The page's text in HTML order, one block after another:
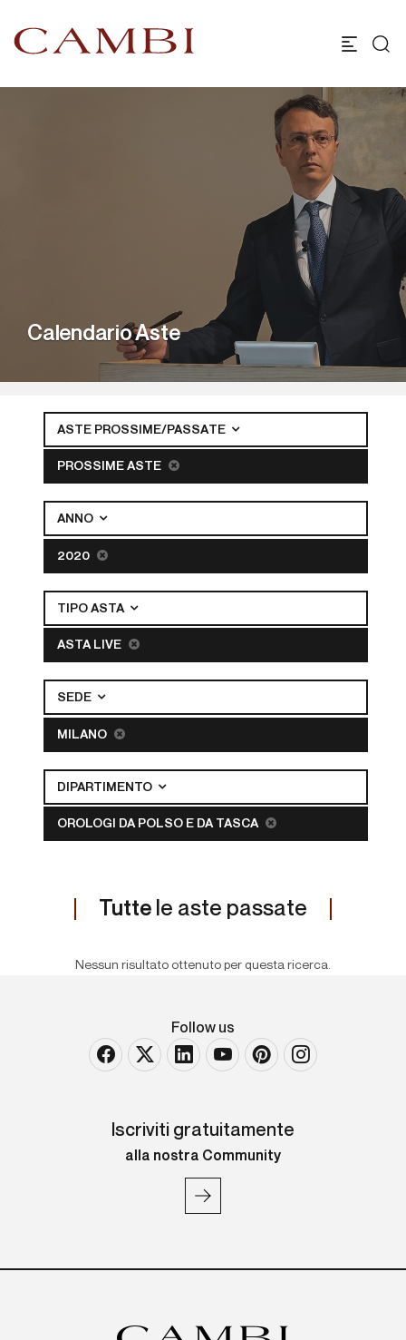
Calendario Aste
ASTE PROSSIME/PASSATE
PROSSIME ASTE
ANNO
2020
TIPO ASTA
ASTA LIVE
SEDE
MILANO
DIPARTIMENTO
OROLOGI DA POLSO E DA TASCA
Tutte le aste passate
Nessun risultato ottenuto per questa ricerca.
Follow us
Iscriviti gratuitamente
alla nostra Community